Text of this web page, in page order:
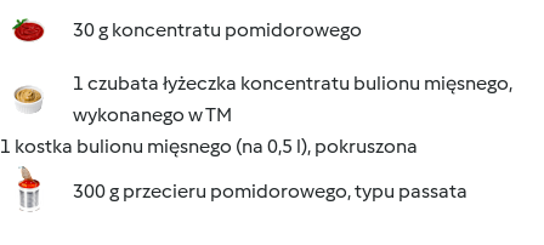
30 g koncentratu pomidorowego
1 czubata łyżeczka koncentratu bulionu mięsnego,
wykonanego w TM
1 kostka bulionu mięsnego (na 0,5 l), pokruszona
300 g przecieru pomidorowego, typu passata